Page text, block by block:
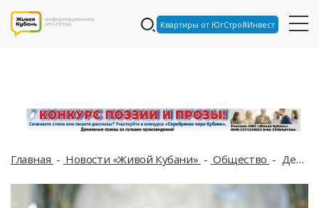
Квартиры от ЮгСтройИнвест
Главная Новости «Живой Кубани» Общество Детям пропавших без вести бойцов СВО будут выплачивать пособия всё время отсутствия родителей